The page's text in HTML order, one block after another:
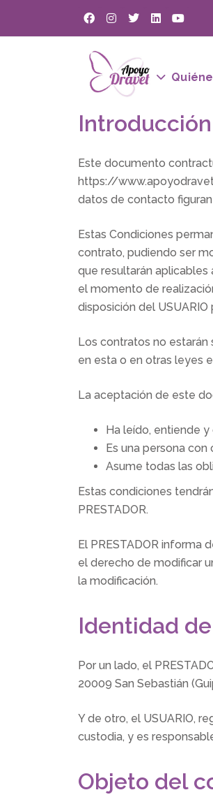
Introducción
Este documento
https://
datos de contacto
Estas Condiciones
contrato, pudiendo ser
que resultarán
el momento de
disposición del
Los contratos no
en esta o en otras leyes
La aceptación de este
Ha leído, entiende
Es una persona con
Asume todas las
Estas condiciones
PRESTADOR.
El PRESTADOR informa
el derecho de modificar
la modificación.
Identidad
Por un lado, el
20009 San Sebastián
Y de otro, el USUARIO,
custodia, y es
Objeto del